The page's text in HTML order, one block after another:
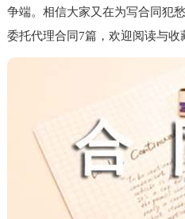
争端。相信大家又在为写合同犯
委托代理合同7篇，欢迎阅读与收